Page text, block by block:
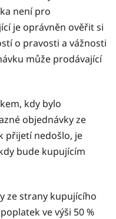
není pro
je oprávněn ověřit si
o pravosti a vážnosti
může prodávající
kdy bylo
objednávky ze
přijetí nedošlo, je
bude kupujícím
ze strany kupujícího
ve výši 50 %